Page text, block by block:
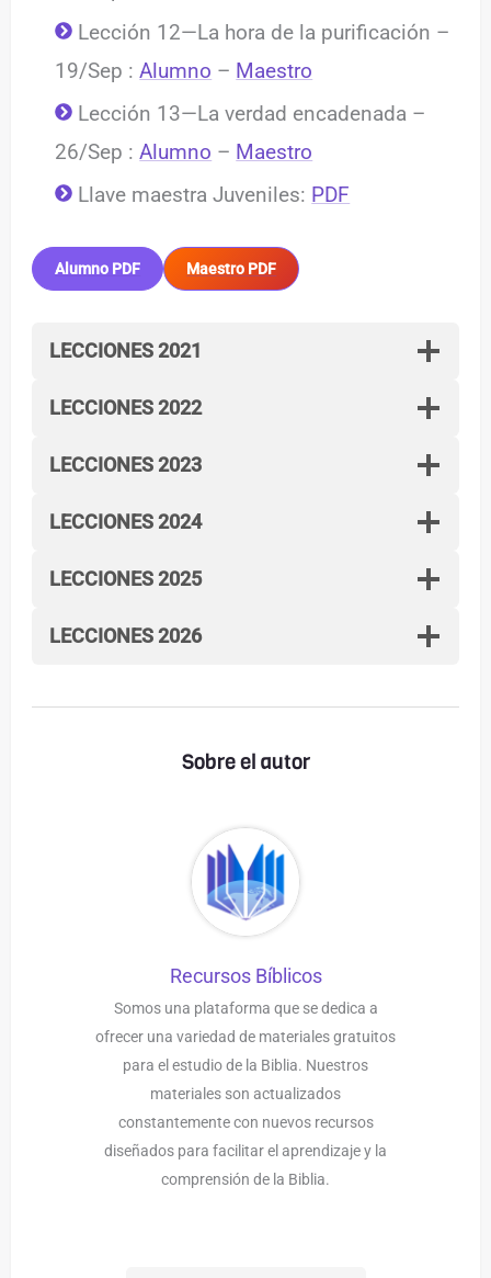
Lección 12—La hora de la purificación –
19/Sep :Alumno – Maestro
Lección 13—La verdad encadenada –
26/Sep :Alumno – Maestro
Llave maestra Juveniles: PDF
Alumno PDF Maestro PDF
LECCIONES 2021
LECCIONES 2022
LECCIONES 2023
LECCIONES 2024
LECCIONES 2025
LECCIONES 2026
Sobre el autor
Recursos Bíblicos
Somos una plataforma que se dedica a
ofrecer una variedad de materiales gratuitos
para el estudio de la Biblia. Nuestros
materiales son actualizados
constantemente con nuevos recursos
diseñados para facilitar el aprendizaje y la
comprensión de la Biblia.